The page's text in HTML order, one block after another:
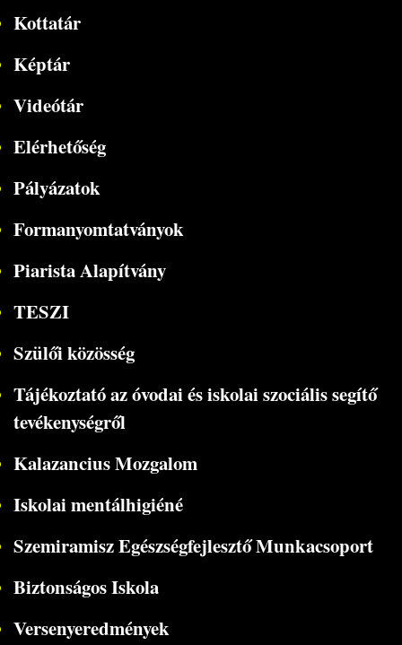
Kottatár
Képtár
Videótár
Elérhetőség
Pályázatok
Formanyomtatványok
Piarista Alapítvány
TESZI
Szülői közösség
Tájékoztató az óvodai és iskolai szociális segítő
tevékenységről
Kalazancius Mozgalom
Iskolai mentálhigiéné
Szemiramisz Egészségfejlesztő Munkacsoport
Biztonságos Iskola
Versenyeredmények